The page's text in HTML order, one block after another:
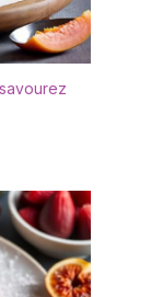
à
être
être
finition
dos,
ou
il
ou de
usage
être
Sans
en
votre
IDÉE